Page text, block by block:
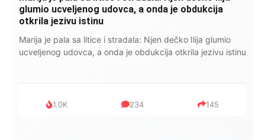
glumio ucveljenog udovca, a onda je obdukcija
otkrila jezivu istinu
Marija je pala sa litice i stradala: Njen dečko Ilija glumio
ucveljenog udovca, a onda je obdukcija otkrila jezivu istinu
1.0K 234 145